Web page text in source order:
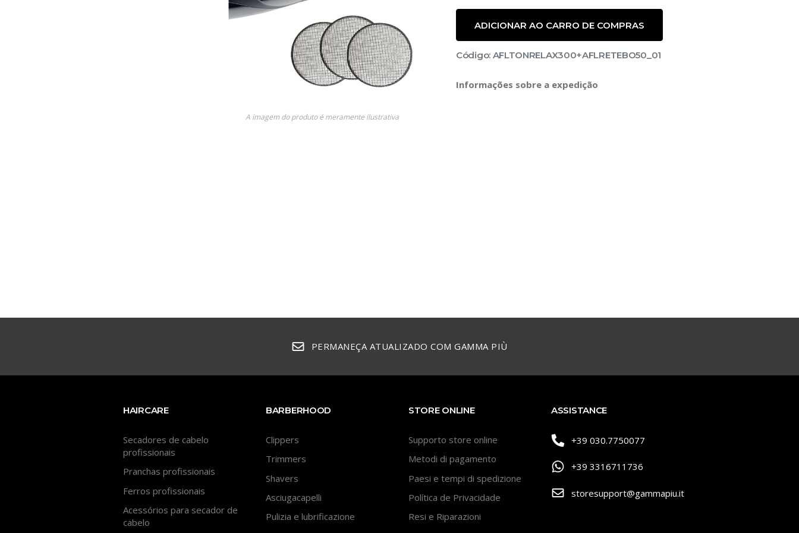
A imagem do produto é meramente ilustrativa
ADICIONAR AO CARRO DE COMPRAS
Código: AFLTONRELAX300+AFLRETEBO50_01
Informações sobre a expedição
PERMANEÇA ATUALIZADO COM GAMMA PIÙ
HAIRCARE
Secadores de cabelo
profissionais
Pranchas profissionais
Ferros profissionais
Acessórios para secador de
cabelo
BARBERHOOD
Clippers
Trimmers
Shavers
Asciugacapelli
Pulizia e lubrificazione
STORE ONLINE
Supporto store online
Metodi di pagamento
Paesi e tempi di spedizione
Política de Privacidade
Resi e Riparazioni
ASSISTANCE
+39 030.7750077
+39 3316711736
storesupport@gammapiu.it